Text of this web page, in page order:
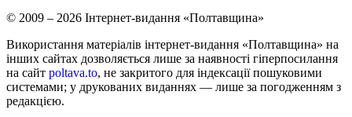
© 2009 – 2026 Інтернет-видання «Полтавщина»
Використання матеріалів інтернет-видання «Полтавщина» на
інших сайтах дозволяється лише за наявності гіперпосилання
на сайт poltava.to, не закритого для індексації пошуковими
системами; у друкованих виданнях — лише за погодженням з
редакцією.